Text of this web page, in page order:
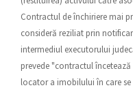
Contractul de închiriere mai
consideră reziliat prin
intermediul executorului
prevede "contractul
locator a imobilului în care